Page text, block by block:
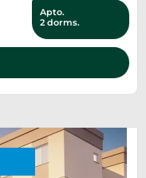
Apto.
2 dorms.